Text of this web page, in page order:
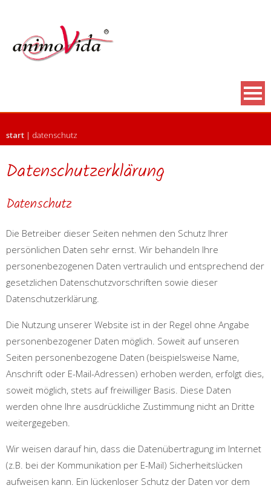
start | datenschutz
Datenschutzerklärung
Datenschutz
Die Betreiber dieser Seiten nehmen den Schutz Ihrer
persönlichen Daten sehr ernst. Wir behandeln Ihre
personenbezogenen Daten vertraulich und entsprechend der
gesetzlichen Datenschutzvorschriften sowie dieser
Datenschutzerklärung.
Die Nutzung unserer Website ist in der Regel ohne Angabe
personenbezogener Daten möglich. Soweit auf unseren
Seiten personenbezogene Daten (beispielsweise Name,
Anschrift oder E-Mail-Adressen) erhoben werden, erfolgt dies,
soweit möglich, stets auf freiwilliger Basis. Diese Daten
werden ohne Ihre ausdrückliche Zustimmung nicht an Dritte
weitergegeben.
Wir weisen darauf hin, dass die Datenübertragung im Internet
(z.B. bei der Kommunikation per E-Mail) Sicherheitslücken
aufweisen kann. Ein lückenloser Schutz der Daten vor dem